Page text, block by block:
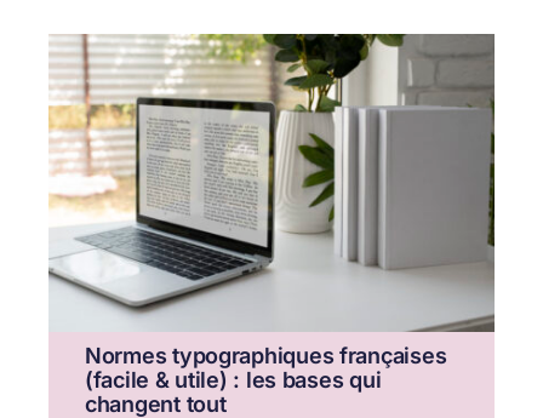
Normes typographiques françaises
(facile & utile) : les bases qui
changent tout